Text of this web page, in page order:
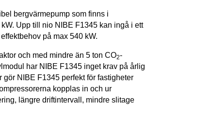
bergvärmepump som finns i
Upp till nio NIBE F1345 kan ingå i ett
på max 540 kW.
och med mindre än 5 ton CO2-
har NIBE F1345 inget krav på årlig
NIBE F1345 perfekt för fastigheter
kopplas in och ur
längre driftintervall, mindre slitage